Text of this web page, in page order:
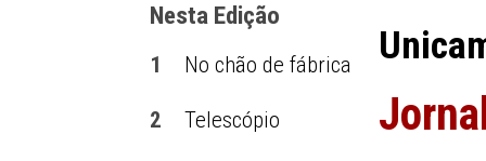
Nesta Edição
1 No chão de fábrica
2 Telescópio